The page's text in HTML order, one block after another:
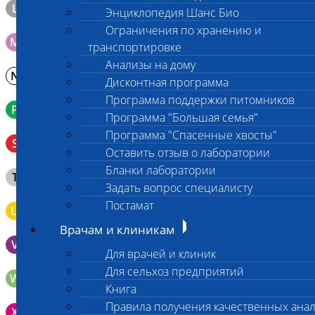
Энциклопедия Шанс Био
Ограничения по хранению и
транспортировке
Анализы на дому
Дисконтная программа
Программа поддержки питомников
Программа "Большая семья"
Программа "Спасенные хвосты"
Оставить отзыв о лаборатории
Бланки лаборатории
Задать вопрос специалисту
Постамат
Врачам и клиникам
Для врачей и клиник
Для сельхоз предприятий
Книга
Правила получения качественных
L Материал берется только в лаборатории!
M Мазок на стекло
N Молоко в контейнере 10-30 мл
P Кровь в пробирку с К3ЭДТА (К2ЭДТА)
S
Венозная кровь в пробирке с активатором свертывания
без разделительного геля
T
Клещ (не более 2 шт.), плотно закрытая сухая пробирка
типа Эппендорф
U Моча во флаконе 5 - 10 мл
V
W Волос (шерсть) в пробирке Эппендорфа
Зонд щеточка с буккальным эпителием с внутренней